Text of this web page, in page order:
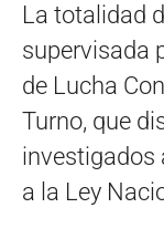
La totalidad
supervisada
de Lucha
Turno, que
investigados
a la Ley